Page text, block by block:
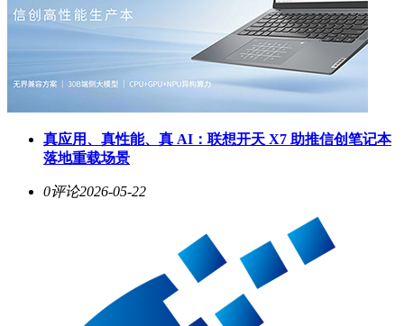
真应用、真性能、真 AI：联想开天 X7 助推信创笔记本
落地重载场景
0评论2026-05-22